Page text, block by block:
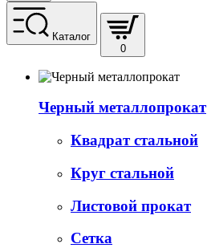
Каталог
0
Черный металлопрокат
Квадрат стальной
Круг стальной
Листовой прокат
Сетка